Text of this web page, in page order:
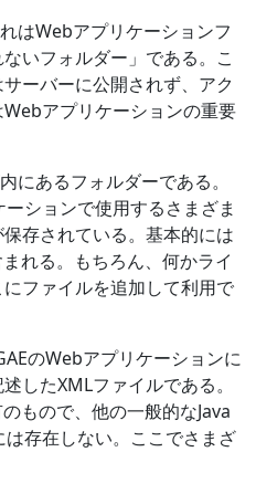
はWebアプリケーションフ
いフォルダー」である。こ
ーバーに公開されず、アク
アプリケーションの重要
にあるフォルダーである。
ションで使用するさまざま
存されている。基本的には
れる。もちろん、何かライ
ファイルを追加して利用で
のWebアプリケーションに
したXMLファイルである。
もので、他の一般的なJava
存在しない。ここでさまざ